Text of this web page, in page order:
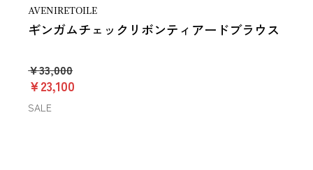
AVENIRETOILE
ギンガムチェックリボンティアードブラウス
￥33,000
￥23,100
SALE